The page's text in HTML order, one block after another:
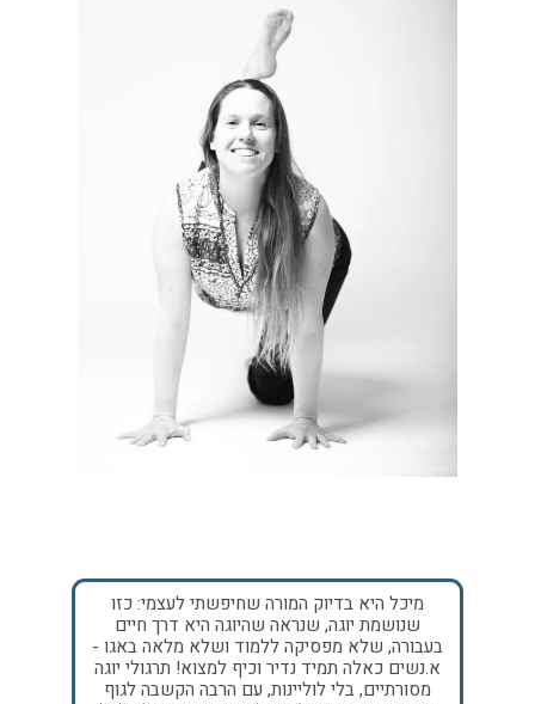
מיכל היא בדיוק המורה שחיפשתי לעצמי: כזו
שנושמת יוגה, שנראה שהיוגה היא דרך חיים
בעבורה, שלא מפסיקה ללמוד ושלא מלאה באגו -
א.נשים כאלה תמיד נדיר וכיף למצוא! תרגולי יוגה
מסורתיים, בלי לוליינות, עם הרבה הקשבה לגוף